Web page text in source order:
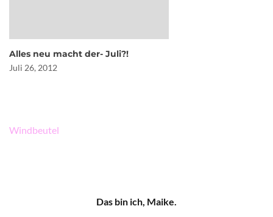
Alles neu macht der- Juli?!
Juli 26, 2012
Beitragsnavigation
Windbeutel
Das bin ich, Maike.